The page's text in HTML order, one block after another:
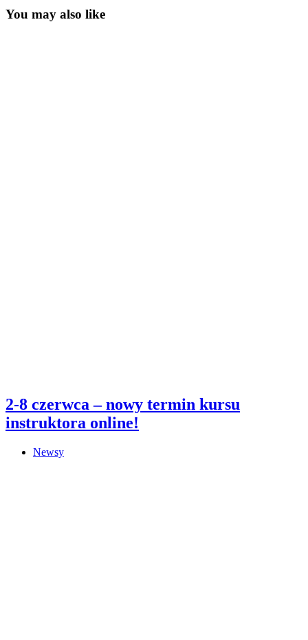
You may also like
2-8 czerwca – nowy termin kursu
instruktora online!
Newsy